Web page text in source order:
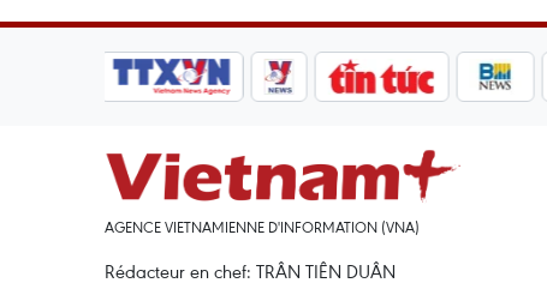
AGENCE VIETNAMIENNE D'INFORMATION (VNA)
Rédacteur en chef: TRÂN TIÊN DUÂN